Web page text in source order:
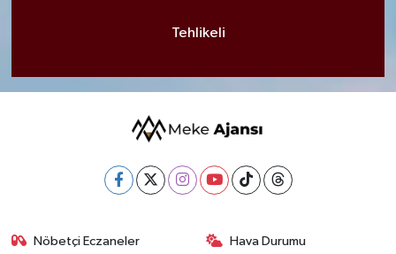
Tehlikeli
Nöbetçi Eczaneler Hava Durumu